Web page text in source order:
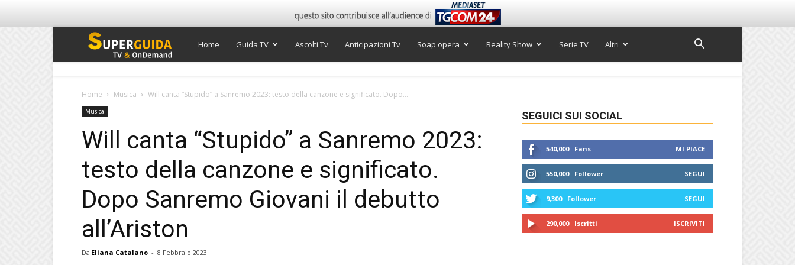
Super
Home Guida TV Ascolti Tv Anticipazioni Tv Soap opera Reality Show Serie TV Altri
Home Musica Will canta “Stupido” a Sanremo 2023: testo della canzone e significato. Dopo...
Musica
Will canta “Stupido” a Sanremo 2023:
testo della canzone e significato.
Dopo Sanremo Giovani il debutto
all’Ariston
Da Eliana Catalano - 8 Febbraio 2023
SEGUICI SUI SOCIAL
540,000 Fans MI PIACE
550,000 Follower SEGUI
9,300 Follower SEGUI
290,000 Iscritti ISCRIVITI